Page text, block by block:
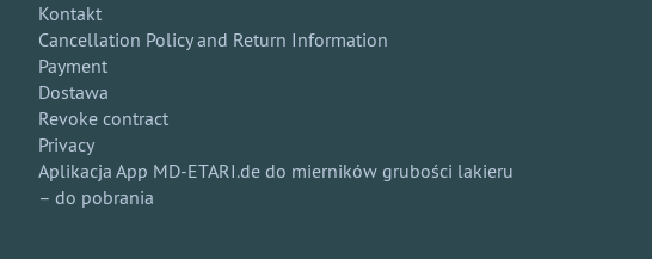
Kontakt
Cancellation Policy and Return Information
Payment
Dostawa
Revoke contract
Privacy
Aplikacja App MD-ETARI.de do mierników grubości lakieru
– do pobrania